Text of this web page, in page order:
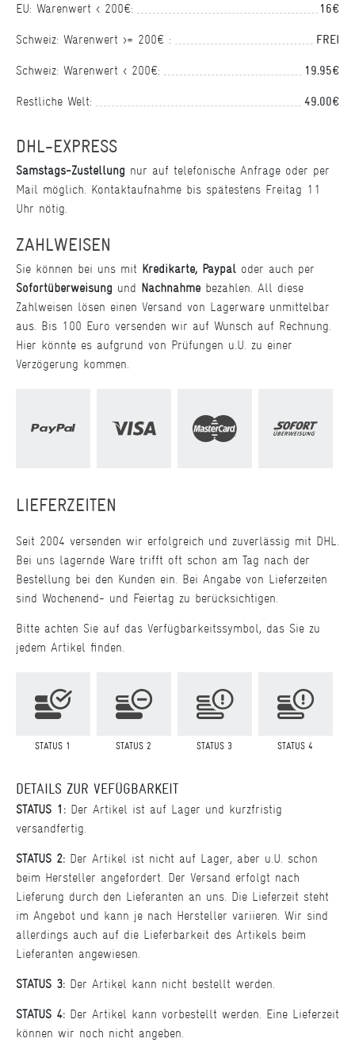
EU: Warenwert < 200€: 16€
Schweiz: Warenwert >= 200€ : FREI
Schweiz: Warenwert < 200€: 19,95€
Restliche Welt: 49,00€
DHL-EXPRESS
Samstags-Zustellung nur auf telefonische Anfrage oder per
Mail möglich. Kontaktaufnahme bis spätestens Freitag 11
Uhr nötig.
ZAHLWEISEN
Sie können bei uns mit Kredikarte, Paypal oder auch per
Sofortüberweisung und Nachnahme bezahlen. All diese
Zahlweisen lösen einen Versand von Lagerware unmittelbar
aus. Bis 100 Euro versenden wir auf Wunsch auf Rechnung.
Hier könnte es aufgrund von Prüfungen u.U. zu einer
Verzögerung kommen.
LIEFERZEITEN
Seit 2004 versenden wir erfolgreich und zuverlässig mit DHL.
Bei uns lagernde Ware trifft oft schon am Tag nach der
Bestellung bei den Kunden ein. Bei Angabe von Lieferzeiten
sind Wochenend- und Feiertag zu berücksichtigen.
Bitte achten Sie auf das Verfügbarkeitssymbol, das Sie zu
jedem Artikel finden.
STATUS 1 STATUS 2 STATUS 3 STATUS 4
DETAILS ZUR VEFÜGBARKEIT
STATUS 1: Der Artikel ist auf Lager und kurzfristig
versandfertig.
STATUS 2: Der Artikel ist nicht auf Lager, aber u.U. schon
beim Hersteller angefordert. Der Versand erfolgt nach
Lieferung durch den Lieferanten an uns. Die Lieferzeit steht
im Angebot und kann je nach Hersteller variieren. Wir sind
allerdings auch auf die Lieferbarkeit des Artikels beim
Lieferanten angewiesen.
STATUS 3: Der Artikel kann nicht bestellt werden.
STATUS 4: Der Artikel kann vorbestellt werden. Eine Lieferzeit
können wir noch nicht angeben.